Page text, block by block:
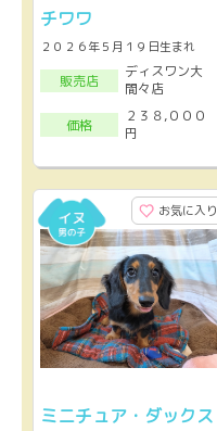
チワワ
２０２６年５月１９日生まれ
販売店
ディスワン大
間々店
価格
２３８,０００
円
お気に入り
ミニチュア・ダックス